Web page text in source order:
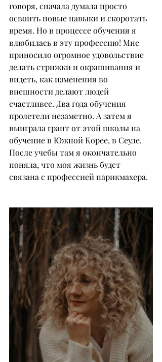
говоря, сначала думала просто
освоить новые навыки и скоротать
время. Но в процессе обучения я
влюбилась в эту профессию! Мне
приносило огромное удовольствие
делать стрижки и окрашивания и
видеть, как изменения во
внешности делают людей
счастливее. Два года обучения
пролетели незаметно. А затем я
выиграла грант от этой школы на
обучение в Южной Корее, в Сеуле.
После учебы там я окончательно
поняла, что моя жизнь будет
связана с профессией парикмахера.